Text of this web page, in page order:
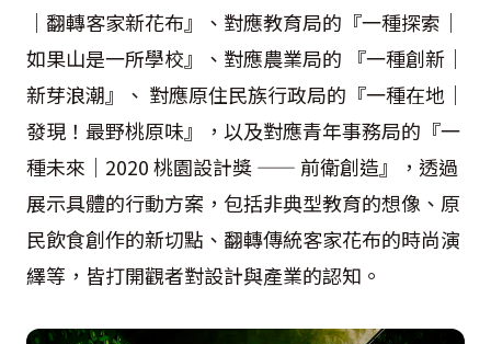
｜翻轉客家新花布』、對應教育局的『一種探索｜
如果山是一所學校』、對應農業局的 『一種創新｜
新芽浪潮』、 對應原住民族行政局的『一種在地｜
發現！最野桃原味』，以及對應青年事務局的『一
種未來｜2020 桃園設計獎 —— 前衛創造』，透過
展示具體的行動方案，包括非典型教育的想像、原
民飲食創作的新切點、翻轉傳統客家花布的時尚演
繹等，皆打開觀者對設計與產業的認知。